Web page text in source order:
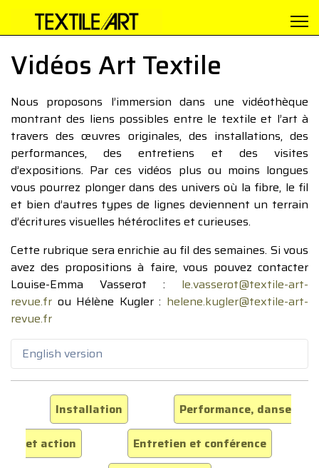
Vidéos Art Textile
Nous proposons l’immersion dans une vidéothèque
montrant des liens possibles entre le textile et l’art à
travers des œuvres originales, des installations, des
performances, des entretiens et des visites
d’expositions. Par ces vidéos plus ou moins longues
vous pourrez plonger dans des univers où la fibre, le fil
et bien d’autres types de lignes deviennent un terrain
d’écritures visuelles hétéroclites et curieuses.
Cette rubrique sera enrichie au fil des semaines. Si vous
avez des propositions à faire, vous pouvez contacter
Louise-Emma Vasserot : le.vasserot@textile-art-
revue.fr ou Hélène Kugler : helene.kugler@textile-art-
revue.fr
English version
Installation
Performance, danse
et action
Entretien et conférence